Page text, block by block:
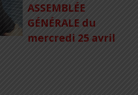
ASSEMBLÉE
GÉNÉRALE du
mercredi 25 avril